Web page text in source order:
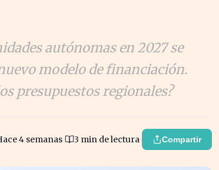
autónomas en 2027 se
modelo de financiación.
presupuestos regionales?
4 semanas 3 min de lectura Compartir